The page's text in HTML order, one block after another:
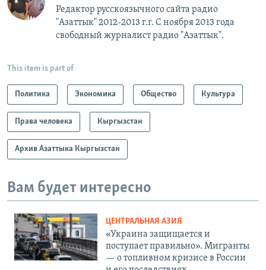
Редактор русскоязычного сайта радио
"Азаттык" 2012-2013 г.г. С ноября 2013 года
свободный журналист радио "Азаттык".
This item is part of
Политика Экономика Общество Культура
Права человека Кыргызстан
Архив Азаттыка Кыргызстан
Вам будет интересно
ЦЕНТРАЛЬНАЯ АЗИЯ
«Украина защищается и
поступает правильно». Мигранты
— о топливном кризисе в России